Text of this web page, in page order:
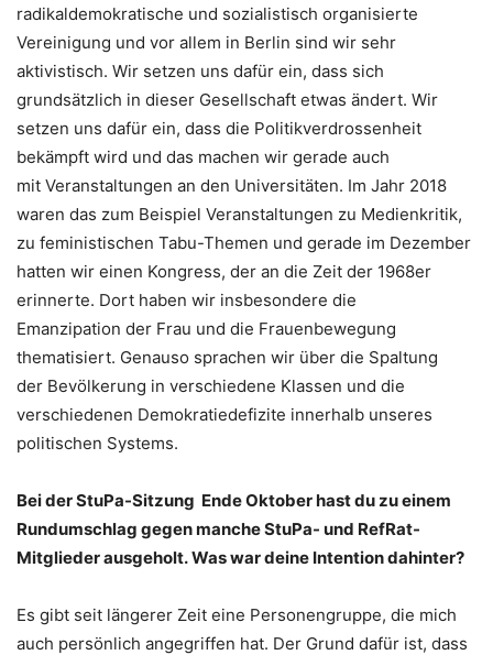
radikaldemokratische und sozialistisch organisierte
Vereinigung und vor allem in Berlin sind wir sehr
aktivistisch. Wir setzen uns dafür ein, dass sich
grundsätzlich in dieser Gesellschaft etwas ändert. Wir
setzen uns dafür ein, dass die Politikverdrossenheit
bekämpft wird und das machen wir gerade auch
mit Veranstaltungen an den Universitäten. Im Jahr 2018
waren das zum Beispiel Veranstaltungen zu Medienkritik,
zu feministischen Tabu-Themen und gerade im Dezember
hatten wir einen Kongress, der an die Zeit der 1968er
erinnerte. Dort haben wir insbesondere die
Emanzipation der Frau und die Frauenbewegung
thematisiert. Genauso sprachen wir über die Spaltung
der Bevölkerung in verschiedene Klassen und die
verschiedenen Demokratiedefizite innerhalb unseres
politischen Systems.
Bei der StuPa-Sitzung Ende Oktober hast du zu einem
Rundumschlag gegen manche StuPa- und RefRat-
Mitglieder ausgeholt. Was war deine Intention dahinter?
Es gibt seit längerer Zeit eine Personengruppe, die mich
auch persönlich angegriffen hat. Der Grund dafür ist, dass